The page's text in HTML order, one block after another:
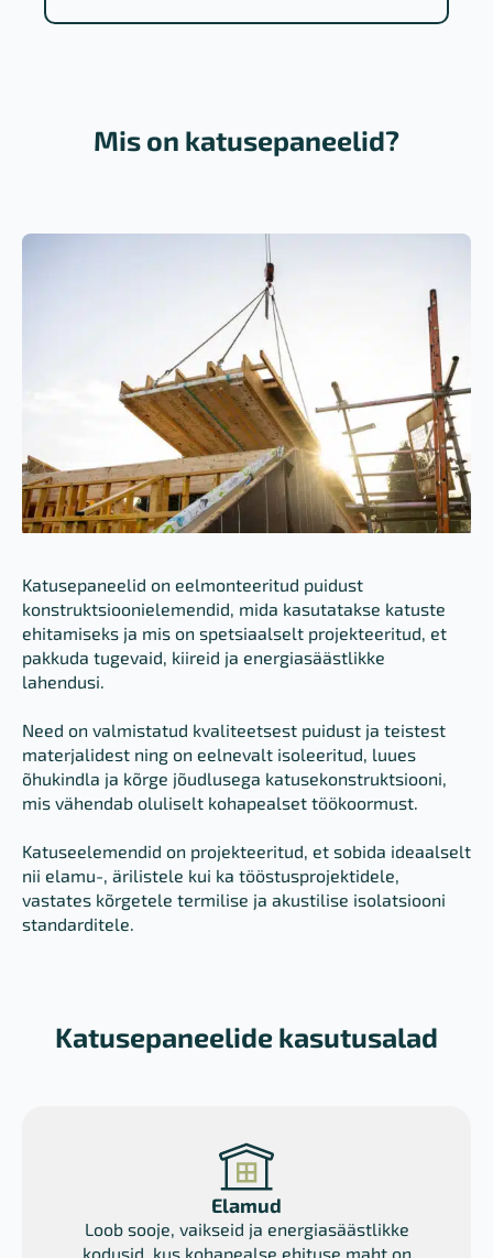
Mis on katusepaneelid?
Katusepaneelid on eelmonteeritud puidust
konstruktsioonielemendid, mida kasutatakse katuste
ehitamiseks ja mis on spetsiaalselt projekteeritud, et
pakkuda tugevaid, kiireid ja energiasäästlikke
lahendusi.
Need on valmistatud kvaliteetsest puidust ja teistest
materjalidest ning on eelnevalt isoleeritud, luues
õhukindla ja kõrge jõudlusega katusekonstruktsiooni,
mis vähendab oluliselt kohapealset töökoormust.
Katuseelemendid on projekteeritud, et sobida ideaalselt
nii elamu-, ärilistele kui ka tööstusprojektidele,
vastates kõrgetele termilise ja akustilise isolatsiooni
standarditele.
Katusepaneelide kasutusalad
Elamud
Loob sooje, vaikseid ja energiasäästlikke
kodusid, kus kohapealse ehituse maht on